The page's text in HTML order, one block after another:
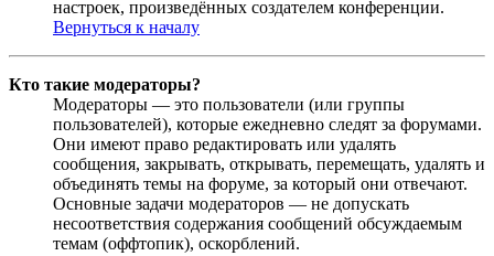
настроек, произведённых создателем конференции.
Вернуться к началу
Кто такие модераторы?
Модераторы — это пользователи (или группы
пользователей), которые ежедневно следят за форумами.
Они имеют право редактировать или удалять
сообщения, закрывать, открывать, перемещать, удалять и
объединять темы на форуме, за который они отвечают.
Основные задачи модераторов — не допускать
несоответствия содержания сообщений обсуждаемым
темам (оффтопик), оскорблений.